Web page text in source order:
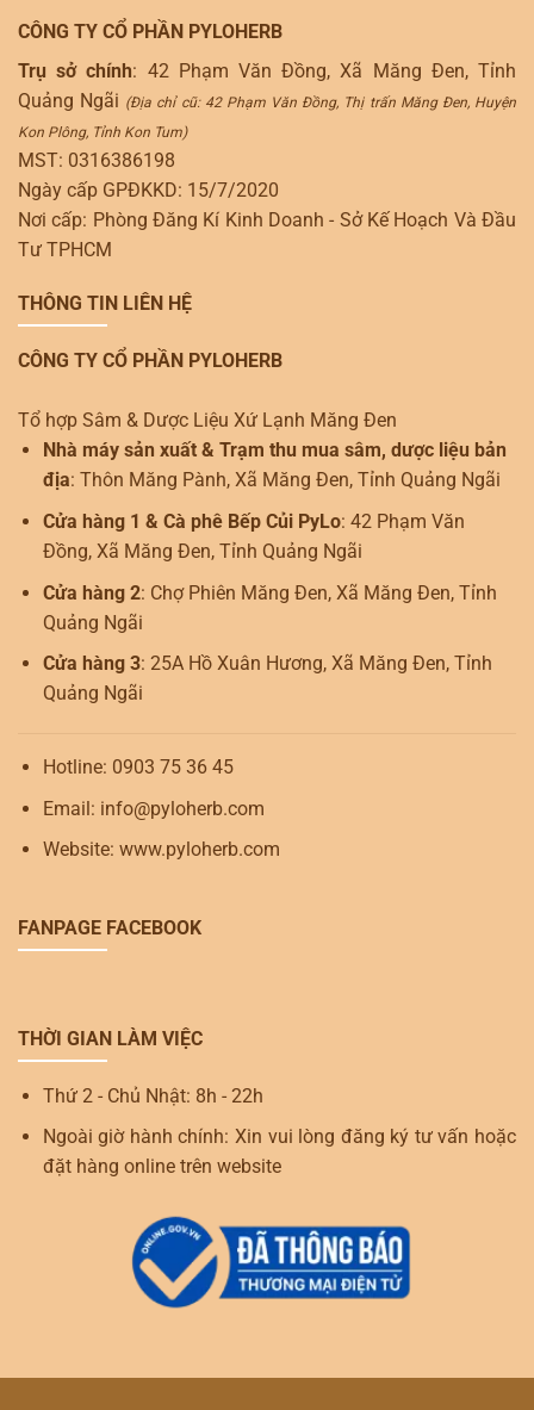
CÔNG TY CỔ PHẦN PYLOHERB
Trụ sở chính: 42 Phạm Văn Đồng, Xã Măng Đen, Tỉnh
Quảng Ngãi (Địa chỉ cũ: 42 Phạm Văn Đồng, Thị trấn Măng Đen, Huyện
Kon Plông, Tỉnh Kon Tum)
MST: 0316386198
Ngày cấp GPĐKKD: 15/7/2020
Nơi cấp: Phòng Đăng Kí Kinh Doanh - Sở Kế Hoạch Và Đầu
Tư TPHCM
THÔNG TIN LIÊN HỆ
CÔNG TY CỔ PHẦN PYLOHERB
Tổ hợp Sâm & Dược Liệu Xứ Lạnh Măng Đen
Nhà máy sản xuất & Trạm thu mua sâm, dược liệu bản
địa: Thôn Măng Pành, Xã Măng Đen, Tỉnh Quảng Ngãi
Cửa hàng 1 & Cà phê Bếp Củi PyLo: 42 Phạm Văn
Đồng, Xã Măng Đen, Tỉnh Quảng Ngãi
Cửa hàng 2: Chợ Phiên Măng Đen, Xã Măng Đen, Tỉnh
Quảng Ngãi
Cửa hàng 3: 25A Hồ Xuân Hương, Xã Măng Đen, Tỉnh
Quảng Ngãi
Hotline: 0903 75 36 45
Email: info@pyloherb.com
Website: www.pyloherb.com
FANPAGE FACEBOOK
THỜI GIAN LÀM VIỆC
Thứ 2 - Chủ Nhật: 8h - 22h
Ngoài giờ hành chính: Xin vui lòng đăng ký tư vấn hoặc
đặt hàng online trên website